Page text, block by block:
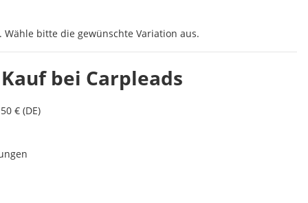
Wähle bitte die gewünschte Variation aus.
bei Carpleads
€ (DE)